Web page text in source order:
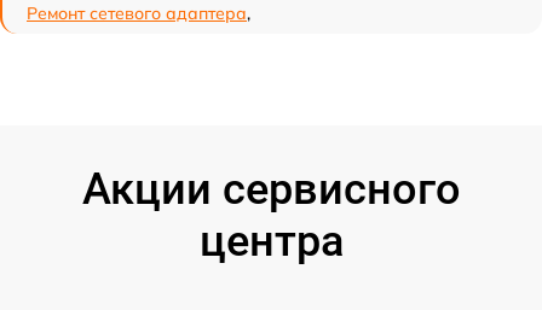
Ремонт сетевого адаптера,
Акции сервисного
центра